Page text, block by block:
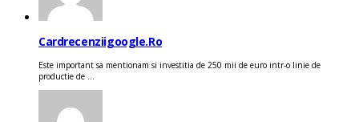
Cardrecenziigoogle.ro
Este important sa mentionam si investitia de 250 mii de euro intr-o linie de
productie de ...